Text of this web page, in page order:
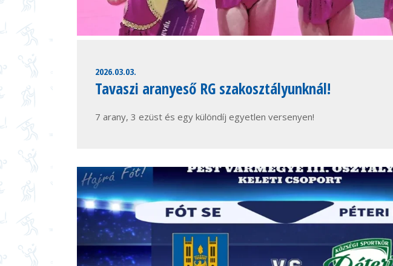
2026.03.03.
Tavaszi aranyeső RG szakosztályunknál!
7 arany, 3 ezüst és egy különdíj egyetlen versenyen!